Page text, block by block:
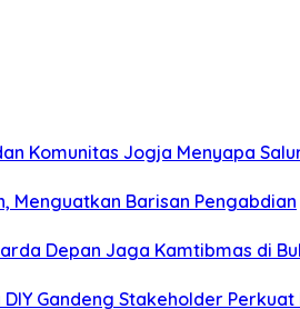
Komunitas Jogja Menyapa
Menguatkan Barisan Pengabdian
Depan Jaga Kamtibmas di
DIY Gandeng Stakeholder